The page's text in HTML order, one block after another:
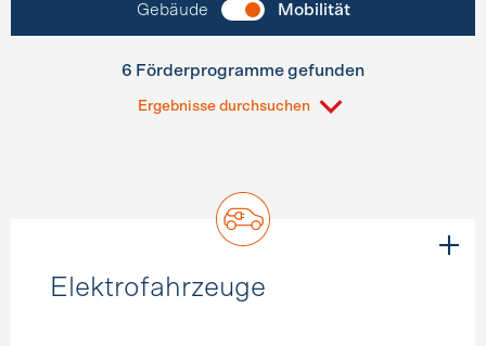
Gebäude Mobilität
6 Förderprogramme gefunden
Ergebnisse durchsuchen
Elektrofahrzeuge